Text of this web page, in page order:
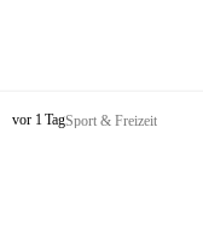
S
vor 1 TagSport & Freizeit